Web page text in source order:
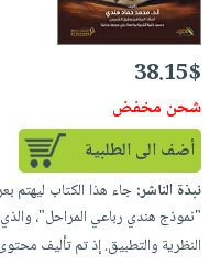
38.15$
شحن مخفض
أضف الى الطلبية
نبذة الناشر: جاء هذا الكتاب
"نموذج هندي رباعي المراحل"،
النظرية والتطبيق. إذ تم تأليف